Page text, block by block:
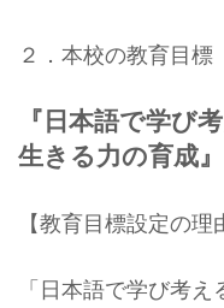
２．本校の教育目標
『日本語で学び考
生きる力の育成』
【教育目標設定の理
「日本語で学び考